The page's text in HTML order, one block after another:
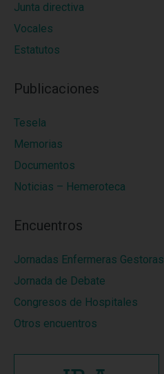
Junta directiva
Vocales
Estatutos
Publicaciones
Tesela
Memorias
Documentos
Noticias – Hemeroteca
Encuentros
Jornadas Enfermeras Gestoras
Jornada de Debate
Congresos de Hospitales
Otros encuentros